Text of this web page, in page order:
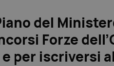
del
Forze
per iscriversi